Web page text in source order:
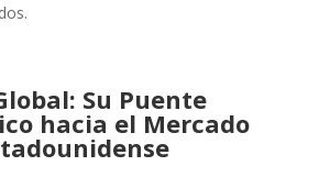
Su Puente
hacia el Mercado